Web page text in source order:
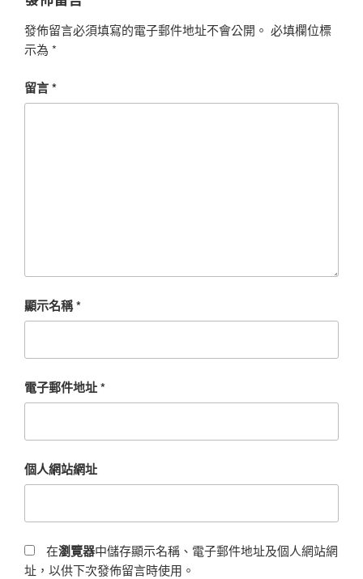
發佈留言必須填寫的電子郵件地址不會公開。 必填欄位標
示為 *
留言*
顯示名稱*
電子郵件地址*
個人網站網址
在瀏覽器中儲存顯示名稱、電子郵件地址及個人網站網
址，以供下次發佈留言時使用。